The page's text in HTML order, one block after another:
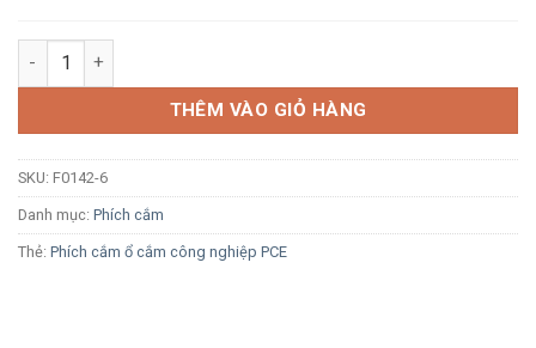
Phích cắm công nghiệp PCE F0142-6 16A 4P 400V 6H IP67 số
THÊM VÀO GIỎ HÀNG
SKU: F0142-6
Danh mục: Phích cắm
Thẻ: Phích cắm ổ cắm công nghiệp PCE